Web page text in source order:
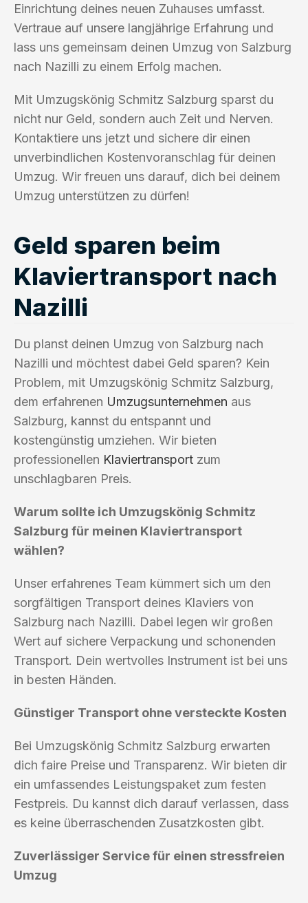
Einrichtung deines neuen Zuhauses umfasst.
Vertraue auf unsere langjährige Erfahrung und
lass uns gemeinsam deinen Umzug von Salzburg
nach Nazilli zu einem Erfolg machen.
Mit Umzugskönig Schmitz Salzburg sparst du
nicht nur Geld, sondern auch Zeit und Nerven.
Kontaktiere uns jetzt und sichere dir einen
unverbindlichen Kostenvoranschlag für deinen
Umzug. Wir freuen uns darauf, dich bei deinem
Umzug unterstützen zu dürfen!
Geld sparen beim
Klaviertransport nach
Nazilli
Du planst deinen Umzug von Salzburg nach
Nazilli und möchtest dabei Geld sparen? Kein
Problem, mit Umzugskönig Schmitz Salzburg,
dem erfahrenen Umzugsunternehmen aus
Salzburg, kannst du entspannt und
kostengünstig umziehen. Wir bieten
professionellen Klaviertransport zum
unschlagbaren Preis.
Warum sollte ich Umzugskönig Schmitz
Salzburg für meinen Klaviertransport
wählen?
Unser erfahrenes Team kümmert sich um den
sorgfältigen Transport deines Klaviers von
Salzburg nach Nazilli. Dabei legen wir großen
Wert auf sichere Verpackung und schonenden
Transport. Dein wertvolles Instrument ist bei uns
in besten Händen.
Günstiger Transport ohne versteckte Kosten
Bei Umzugskönig Schmitz Salzburg erwarten
dich faire Preise und Transparenz. Wir bieten dir
ein umfassendes Leistungspaket zum festen
Festpreis. Du kannst dich darauf verlassen, dass
es keine überraschenden Zusatzkosten gibt.
Zuverlässiger Service für einen stressfreien
Umzug